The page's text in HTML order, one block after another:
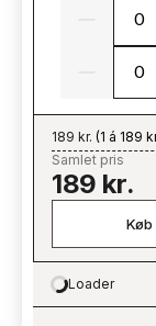
189 kr. (1 á 189
Samlet pris
189 kr.
Køb
Loading…
Loader